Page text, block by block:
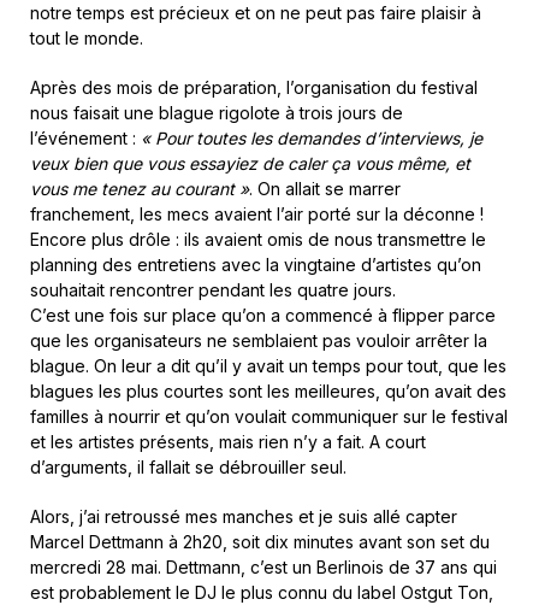
notre temps est précieux et on ne peut pas faire plaisir à
tout le monde.
Après des mois de préparation, l’organisation du festival
nous faisait une blague rigolote à trois jours de
l’événement : «Pour toutes les demandes d’interviews, je
veux bien que vous essayiez de caler ça vous même, et
vous me tenez au courant ». On allait se marrer
franchement, les mecs avaient l’air porté sur la déconne !
Encore plus drôle : ils avaient omis de nous transmettre le
planning des entretiens avec la vingtaine d’artistes qu’on
souhaitait rencontrer pendant les quatre jours.
C’est une fois sur place qu’on a commencé à flipper parce
que les organisateurs ne semblaient pas vouloir arrêter la
blague. On leur a dit qu’il y avait un temps pour tout, que les
blagues les plus courtes sont les meilleures, qu’on avait des
familles à nourrir et qu’on voulait communiquer sur le festival
et les artistes présents, mais rien n’y a fait. A court
d’arguments, il fallait se débrouiller seul.
Alors, j’ai retroussé mes manches et je suis allé capter
Marcel Dettmann à 2h20, soit dix minutes avant son set du
mercredi 28 mai. Dettmann, c’est un Berlinois de 37 ans qui
est probablement le DJ le plus connu du label Ostgut Ton,